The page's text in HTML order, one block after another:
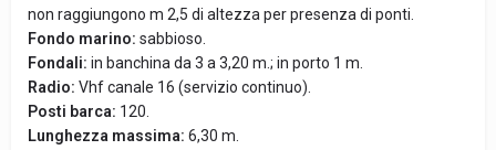
non raggiungono m 2,5 di altezza per presenza di ponti.
Fondo marino: sabbioso.
Fondali: in banchina da 3 a 3,20 m.; in porto 1 m.
Radio: Vhf canale 16 (servizio continuo).
Posti barca: 120.
Lunghezza massima: 6,30 m.